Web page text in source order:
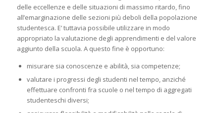
delle eccellenze e delle situazioni di massimo ritardo, fino
all’emarginazione delle sezioni più deboli della popolazione
studentesca. E’ tuttavia possibile utilizzare in modo
appropriato la valutazione degli apprendimenti e del valore
aggiunto della scuola. A questo fine è opportuno:
misurare sia conoscenze e abilità, sia competenze;
valutare i progressi degli studenti nel tempo, anziché
effettuare confronti fra scuole o nel tempo di aggregati
studenteschi diversi;